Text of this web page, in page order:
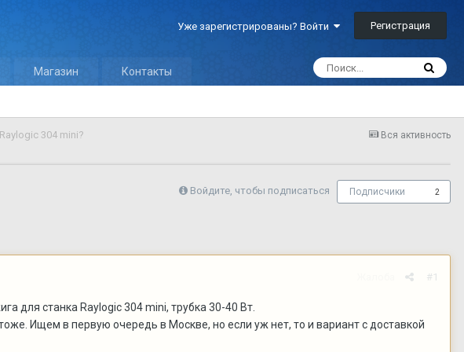
Уже зарегистрированы? Войти Регистрация
Магазин Контакты
Вся активность
304 mini?
Войдите, чтобы подписаться Подписчики 2
#1
для станка Raylogic 304 mini, трубка 30-40 Вт.
Ищем в первую очередь в Москве, но если уж нет, то и вариант с доставкой